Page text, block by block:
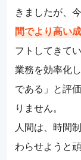
きましたが、
間でより高い
フトしてきてい
業務を効率化
である」と評
りません。
人間は、時間
わらせようと